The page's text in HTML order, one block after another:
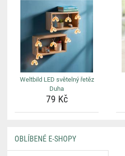
Weltbild LED světelný řetěz
Duha
79 Kč
OBLÍBENÉ E-SHOPY